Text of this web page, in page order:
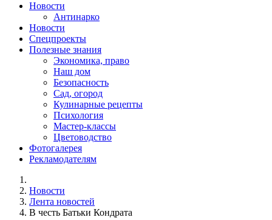
Новости
Антинарко
Новости
Спецпроекты
Полезные знания
Экономика, право
Наш дом
Безопасность
Сад, огород
Кулинарные рецепты
Психология
Мастер-классы
Цветоводство
Фотогалерея
Рекламодателям
Новости
Лента новостей
В честь Батьки Кондрата